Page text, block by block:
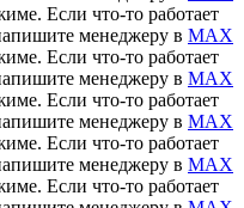
Если что-то работает
менеджеру в MAX
Если что-то работает
менеджеру в MAX
Если что-то работает
менеджеру в MAX
Если что-то работает
менеджеру в MAX
Если что-то работает